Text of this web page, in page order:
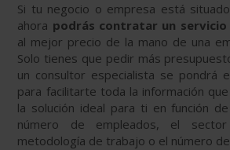
Si tu negocio o empresa está
ahora podrás contratar un servicio
al mejor precio de la mano de una
Solo tienes que pedir más
un consultor especialista se pondrá
para facilitarte toda la información
la solución ideal para ti en función
número de empleados, el
metodología de trabajo o el número